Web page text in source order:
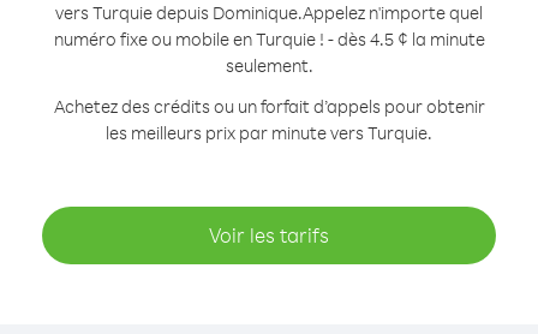
vers Turquie depuis Dominique.Appelez n'importe quel
numéro fixe ou mobile en Turquie ! - dès 4.5 ¢ la minute
seulement.
Achetez des crédits ou un forfait d’appels pour obtenir
les meilleurs prix par minute vers Turquie.
Voir les tarifs